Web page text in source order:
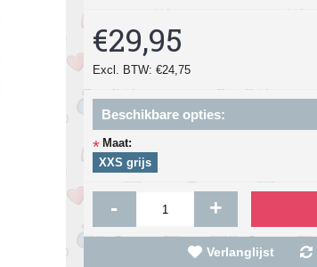
€29,95
Excl. BTW: €24,75
Beschikbare opties:
* Maat:
XXS grijs
- +
Verlanglijst